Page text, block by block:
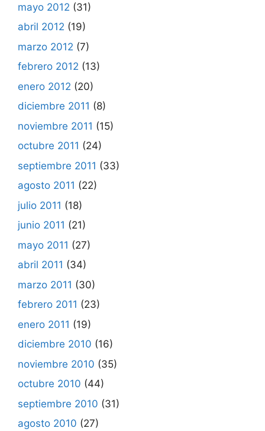
mayo 2012 (31)
abril 2012 (19)
marzo 2012 (7)
febrero 2012 (13)
enero 2012 (20)
diciembre 2011 (8)
noviembre 2011 (15)
octubre 2011 (24)
septiembre 2011 (33)
agosto 2011 (22)
julio 2011 (18)
junio 2011 (21)
mayo 2011 (27)
abril 2011 (34)
marzo 2011 (30)
febrero 2011 (23)
enero 2011 (19)
diciembre 2010 (16)
noviembre 2010 (35)
octubre 2010 (44)
septiembre 2010 (31)
agosto 2010 (27)